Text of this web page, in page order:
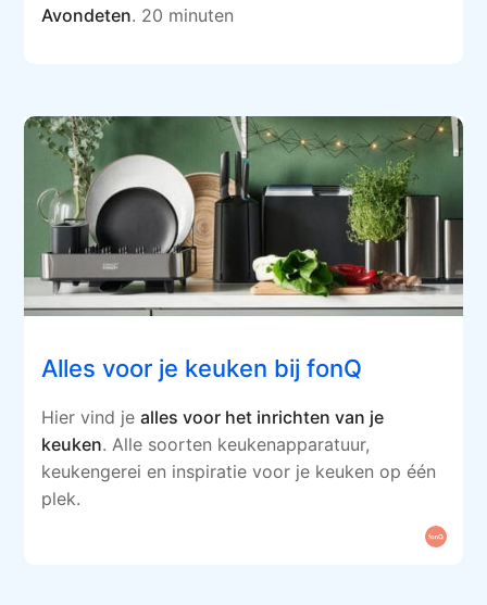
Avondeten. 20 minuten
Alles voor je keuken bij fonQ
Hier vind jealles voor het inrichten van je
keuken. Alle soorten keukenapparatuur,
keukengerei en inspiratie voor je keuken op één
plek.